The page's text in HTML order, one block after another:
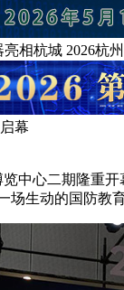
亮相杭城 2026杭
幕
中心二期隆重
生动的国防教